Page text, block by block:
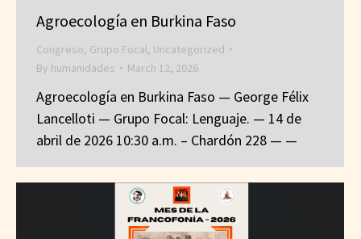
Agroecología en Burkina Faso
Congreso, Grupo Focal, Uncategorized
By humanidades March 12, 2026
Agroecología en Burkina Faso — George Félix
Lancelloti — Grupo Focal: Lenguaje. — 14 de
abril de 2026 10:30 a.m. – Chardón 228 — —